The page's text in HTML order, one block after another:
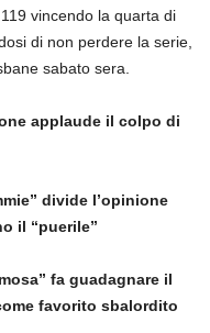
vincendo la quarta di
di non perdere la serie,
sabato sera.
applaude il colpo di
divide l’opinione
il “puerile”
fa guadagnare il
favorito sbalordito